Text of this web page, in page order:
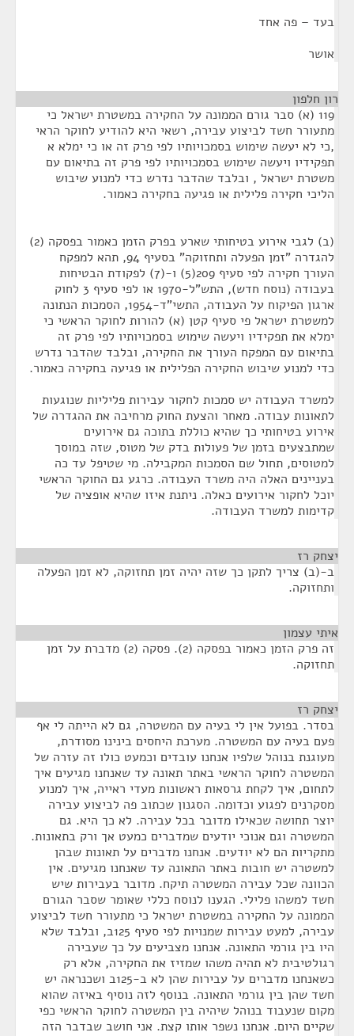
בעד – פה אחד
אושר
רון חלפון
119 (א) סבר גורם הממונה על החקירה במשטרת ישראל כי
מתעורר חשד לביצוע עבירה, רשאי היא להודיע לחוקר הראי
,כי לא יעשה שימוש בסמכויותיו לפי פרק זה או כי ימלא א
תפקידיו ויעשה שימוש בסמכויותיו לפי פרק זה בתיאום עם
משטרת ישראל , ובלבד שהדבר נדרש כדי למנוע שיבוש
הליכי חקירה פלילית או פגיעה בחקירה כאמור.
(ב) לגבי אירוע בטיחותי שארע בפרק הזמן כאמור בפסקה (2)
להגדרה "זמן הפעלה ותחזוקה" בסעיף 94, תהא למפקח
העורך חקירה לפי סעיף 209(5) ו-(7) לפקודת הבטיחות
בעבודה (נוסח חדש), התש"ל-1970 או לפי סעיף 3 לחוק
ארגון הפיקוח על העבודה, התשי"ד-1954, הסמכות הנתונה
למשטרת ישראל פי סעיף קטן (א) להורות לחוקר הראשי כי
ימלא את תפקידיו ויעשה שימוש בסמכויותיו לפי פרק זה
בתיאום עם המפקח העורך את החקירה, ובלבד שהדבר נדרש
כדי למנוע שיבוש החקירה הפלילית או פגיעה בחקירה כאמור.
למשרד העבודה יש סמכות לחקור עבירות פליליות שנוגעות
לתאונות עבודה. מאחר והצעת החוק מרחיבה את ההגדרה של
אירוע בטיחותי כך שהיא כוללת בתוכה גם אירועים
שמתבצעים בזמן של פעולות בדק של מטוס, שזה במוסך
למטוסים, תחול שם הסמכות המקבילה. מי שטיפל עד כה
בעניינים האלה היה משרד העבודה. כרגע גם החוקר הראשי
יוכל לחקור אירועים כאלה. ניתנת איזו שהיא אופציה של
קדימות למשרד העבודה.
יצחק רז
ב-(ב) צריך לתקן כך שזה יהיה זמן תחזוקה, לא זמן הפעלה
ותחזוקה.
איתי עצמון
זה פרק הזמן כאמור בפסקה (2). פסקה (2) מדברת על זמן
תחזוקה.
יצחק רז
בסדר. בפועל אין לי בעיה עם המשטרה, גם לא הייתה לי אף
פעם בעיה עם המשטרה. מערכת היחסים בינינו מסודרת,
מעוגנת בנוהל שלפיו אנחנו עובדים וכמעט כולו זה עזרה של
המשטרה לחוקר הראשי באתר תאונה עד שאנחנו מגיעים איך
לתחום, איך לקחת גרסאות ראשונות מעדי ראייה, איך למנוע
מסקרנים לפגוע וכדומה. הסגנון שכתוב פה לביצוע עבירה
יוצר תחושה שכאילו מדובר בכל עבירה. לא כך היא. גם
המשטרה וגם אנוכי יודעים שמדברים כמעט אך ורק בתאונות.
מתקריות הם לא יודעים. אנחנו מדברים על תאונות שבהן
למשטרה יש חובות באתר התאונה עד שאנחנו מגיעים. אין
הכוונה שכל עבירה המשטרה תיקח. מדובר בעבירות שיש
חשד למשהו פלילי. הגענו לנוסח כללי שאומר שסבר הגורם
הממונה על החקירה במשטרת ישראל כי מתעורר חשד לביצוע
עבירה, למעט עבירות שמנויות לפי סעיף 125ב, ובלבד שלא
היו בין גורמי התאונה. אנחנו מצביעים על כך שעבירה
רגולטיבית לא תהיה משהו שמזיז את החקירה, אלא רק
כשאנחנו מדברים על עבירות שהן לא ב-125ב ושכנראה יש
חשד שהן בין גורמי התאונה. בנוסף לזה נוסיף באיזה שהוא
מקום שנעבוד בנוהל שיהיה בין המשטרה לחוקר הראשי כפי
שקיים היום. אנחנו נשפר אותו קצת. אני חושב שבדבר הזה